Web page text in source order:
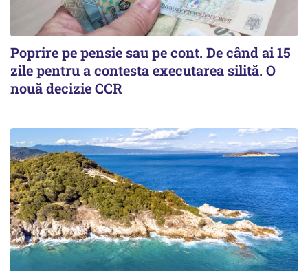
Poprire pe pensie sau pe cont. De când ai 15
zile pentru a contesta executarea silită. O
nouă decizie CCR